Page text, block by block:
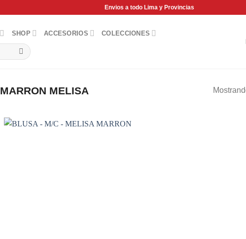
Envios a todo Lima y Provincias
SHOP ACCESORIOS COLECCIONES
MARRON MELISA